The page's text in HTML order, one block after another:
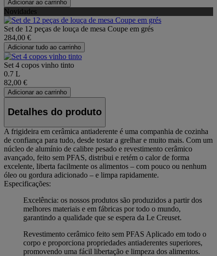
Adicionar ao carrinho
Novidades
Set de 12 peças de louça de mesa Coupe em grés
284,00 €
Adicionar tudo ao carrinho
Set 4 copos vinho tinto
0.7 L
82,00 €
Adicionar ao carrinho
Detalhes do produto
A frigideira em cerâmica antiaderente é uma companhia de cozinha
de confiança para tudo, desde tostar a grelhar e muito mais. Com um
núcleo de alumínio de calibre pesado e revestimento cerâmico
avançado, feito sem PFAS, distribui e retém o calor de forma
excelente, liberta facilmente os alimentos – com pouco ou nenhum
óleo ou gordura adicionado – e limpa rapidamente.
Especificações:
Excelência: os nossos produtos são produzidos a partir dos
melhores materiais e em fábricas por todo o mundo,
garantindo a qualidade que se espera da Le Creuset.
Revestimento cerâmico feito sem PFAS Aplicado em todo o
corpo e proporciona propriedades antiaderentes superiores,
promovendo uma fácil libertação e limpeza dos alimentos.